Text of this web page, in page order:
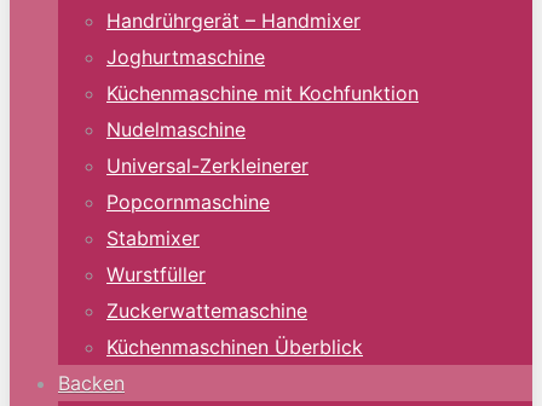
Handrührgerät – Handmixer
Joghurtmaschine
Küchenmaschine mit Kochfunktion
Nudelmaschine
Universal-Zerkleinerer
Popcornmaschine
Stabmixer
Wurstfüller
Zuckerwattemaschine
Küchenmaschinen Überblick
Backen